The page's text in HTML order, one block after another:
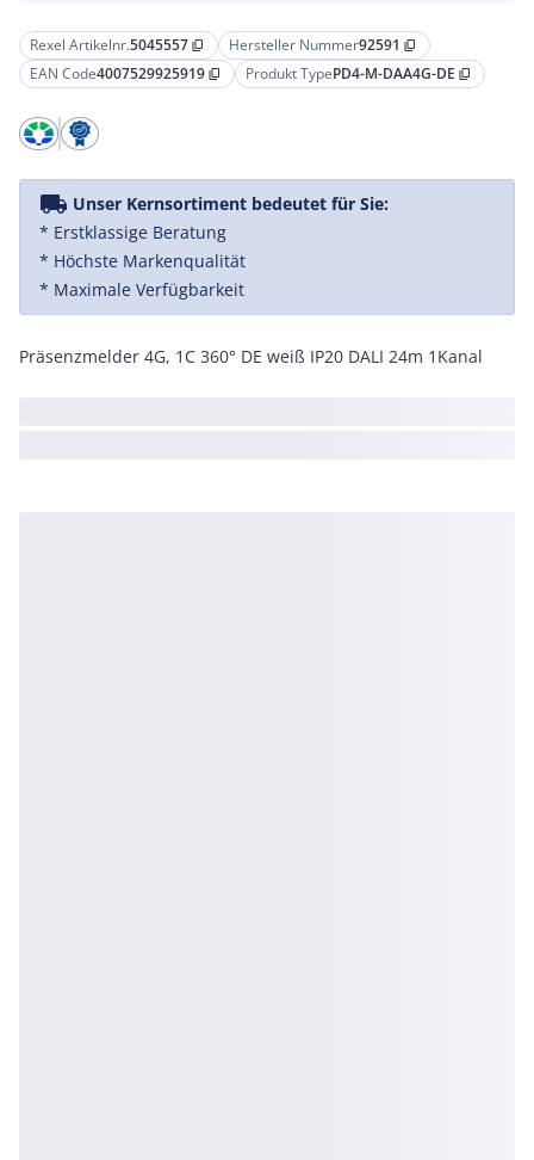
Rexel Artikelnr.5045557 content_copy Hersteller Nummer92591 content_copy
EAN Code4007529925919 content_copy Produkt TypePD4-M-DAA4G-DE content_copy
local_shipping Unser Kernsortiment bedeutet für Sie:
* Erstklassige Beratung
* Höchste Markenqualität
* Maximale Verfügbarkeit
Präsenzmelder 4G, 1C 360° DE weiß IP20 DALI 24m 1Kanal